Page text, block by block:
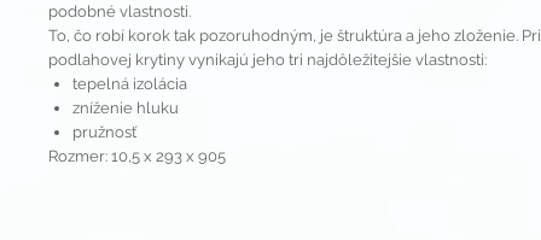
podobné vlastnosti.
To, čo robí korok tak pozoruhodným, je štruktúra a jeho zloženie.
podlahovej krytiny vynikajú jeho tri najdôležitejšie vlastnosti:
tepelná izolácia
zníženie hluku
pružnosť
Rozmer: 10,5 x 293 x 905